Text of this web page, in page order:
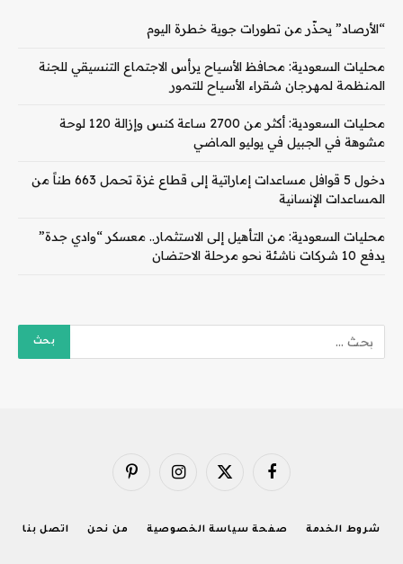
“الأرصاد” يحذّر من تطورات جوية خطرة اليوم
محليات السعودية: محافظ الأسياح يرأس الاجتماع التنسيقي للجنة
المنظمة لمهرجان شقراء الأسياح للتمور
محليات السعودية: أكثر من 2700 ساعة كنس وإزالة 120 لوحة
مشوهة في الجبيل في يوليو الماضي
دخول 5 قوافل مساعدات إماراتية إلى قطاع غزة تحمل 663 طناً من
المساعدات الإنسانية
محليات السعودية: من التأهيل إلى الاستثمار.. معسكر “وادي جدة”
يدفع 10 شركات ناشئة نحو مرحلة الاحتضان
فيسبوك X
الانستغرامبينتيريست
شروط الخدمة صفحة سياسة الخصوصية من نحن اتصل بنا